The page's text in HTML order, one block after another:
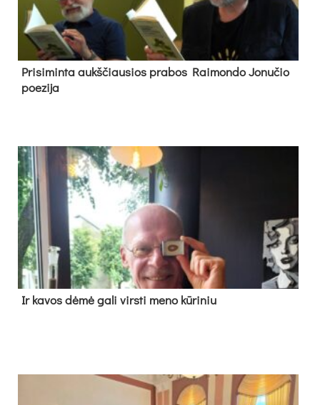
Pri­si­min­ta aukš­čiau­sios pra­bos Rai­mon­do Jo­nu­čio
poe­zi­ja
Ir ka­vos dė­mė ga­li virs­ti me­no kū­ri­niu